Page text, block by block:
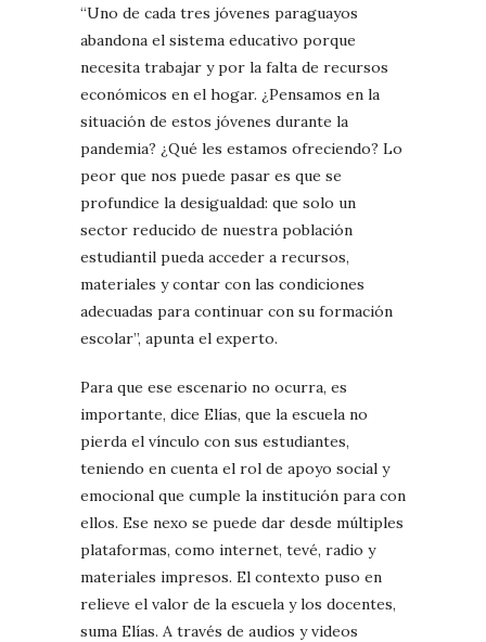
“Uno de cada tres jóvenes paraguayos
abandona el sistema educativo porque
necesita trabajar y por la falta de recursos
económicos en el hogar. ¿Pensamos en la
situación de estos jóvenes durante la
pandemia? ¿Qué les estamos ofreciendo? Lo
peor que nos puede pasar es que se
profundice la desigualdad: que solo un
sector reducido de nuestra población
estudiantil pueda acceder a recursos,
materiales y contar con las condiciones
adecuadas para continuar con su formación
escolar”, apunta el experto.
Para que ese escenario no ocurra, es
importante, dice Elías, que la escuela no
pierda el vínculo con sus estudiantes,
teniendo en cuenta el rol de apoyo social y
emocional que cumple la institución para con
ellos. Ese nexo se puede dar desde múltiples
plataformas, como internet, tevé, radio y
materiales impresos. El contexto puso en
relieve el valor de la escuela y los docentes,
suma Elías. A través de audios y videos